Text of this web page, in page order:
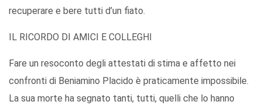
recuperare e bere tutti d’un fiato.
IL RICORDO DI AMICI E COLLEGHI
Fare un resoconto degli attestati di stima e affetto nei
confronti di Beniamino Placido è praticamente impossibile.
La sua morte ha segnato tanti, tutti, quelli che lo hanno